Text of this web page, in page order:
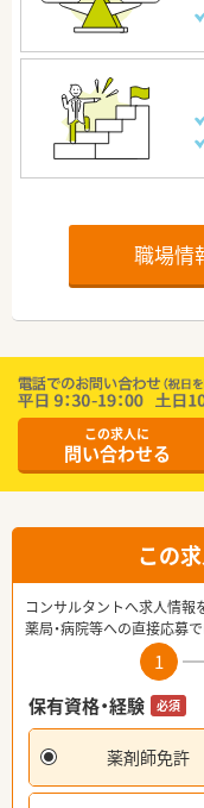
職場情
この求人に
問い合わせる
この
コンサルタントへ求人情報
薬局・病院等への直接応募
1
保有資格・経験
必須
薬剤師免許